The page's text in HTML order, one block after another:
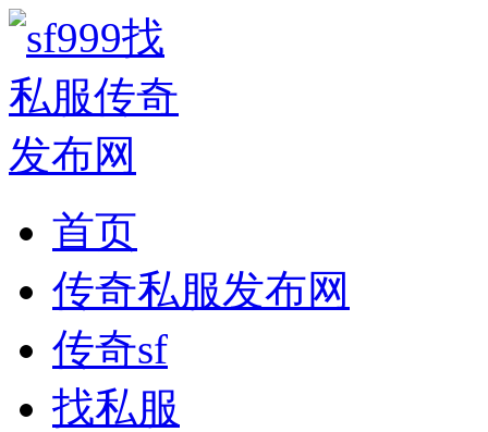
首页
传奇私服发布网
传奇sf
找私服